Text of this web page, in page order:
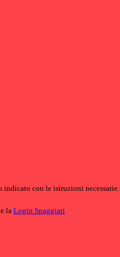
con le istruzioni necessarie.
la Login Spaggiari